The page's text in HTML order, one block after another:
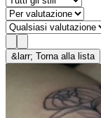
&larr; Torna alla lista